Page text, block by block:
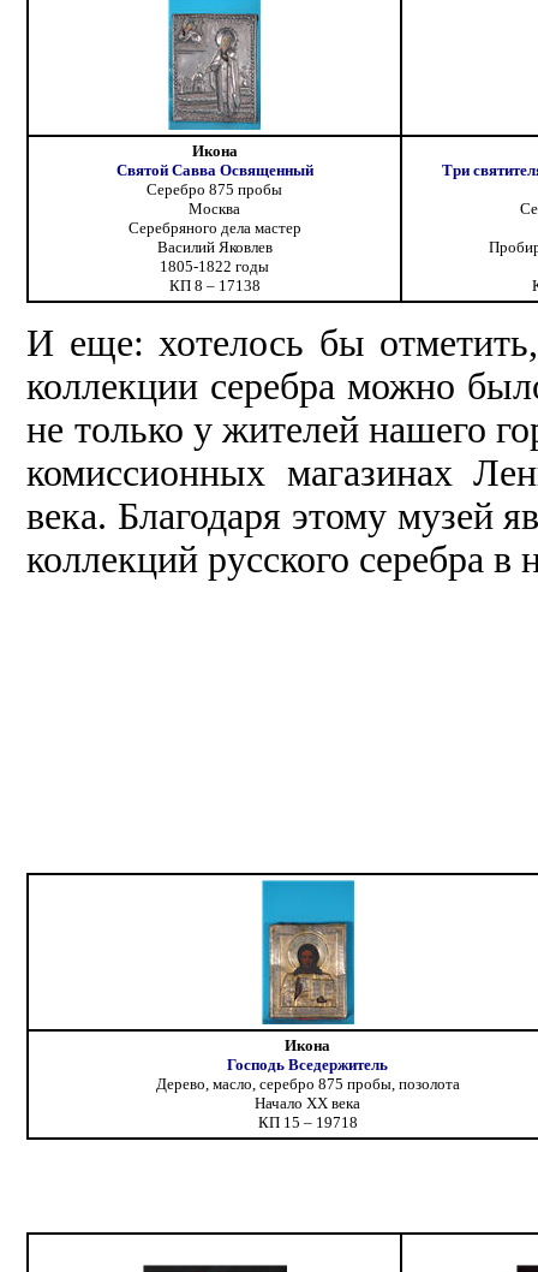
Икона
Святой Савва Освященный
Серебро 875 пробы
Москва
Серебряного дела мастер
Василий Яковлев
1805-1822 годы
КП 8 – 17138
Три
И еще: хотелось бы
коллекции серебра можно
не только у жителей нашего
комиссионных магазинах
века. Благодаря этому музей
коллекций русского серебра в
Икона
Господь Вседержитель
Дерево, масло, серебро 875 пробы, позолота
Начало XX века
КП 15 – 19718